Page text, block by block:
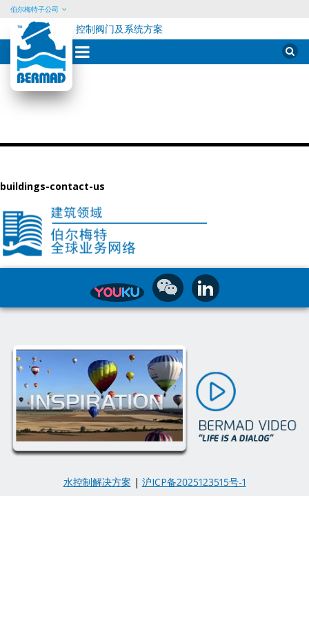
Skip
to
content
伯尔梅特子公司
控制阀门及系统方案
for:
buildings-contact-us
水控制解决方案 | 沪ICP备2025123515号-1